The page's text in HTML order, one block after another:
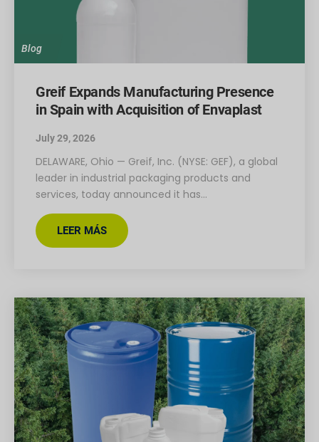
Blog
Greif Expands Manufacturing Presence
in Spain with Acquisition of Envaplast
July 29, 2026
DELAWARE, Ohio — Greif, Inc. (NYSE: GEF), a global
leader in industrial packaging products and
services, today announced it has…
LEER MÁS